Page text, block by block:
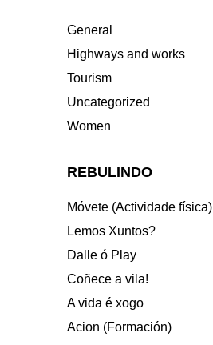
General
Highways and works
Tourism
Uncategorized
Women
REBULINDO
Móvete (Actividade física)
Lemos Xuntos?
Dalle ó Play
Coñece a vila!
A vida é xogo
Acion (Formación)